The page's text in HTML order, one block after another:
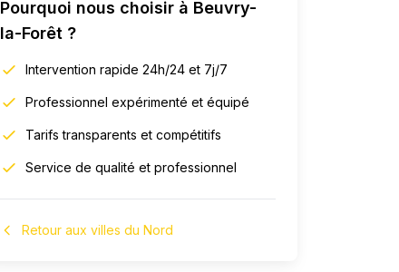
Pourquoi nous choisir à Beuvry-
la-Forêt ?
Intervention rapide 24h/24 et 7j/7
Professionnel expérimenté et équipé
Tarifs transparents et compétitifs
Service de qualité et professionnel
Retour aux villes du Nord